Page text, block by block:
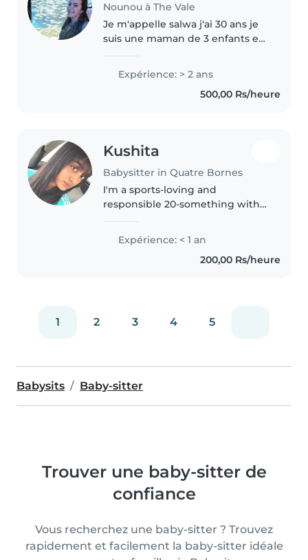
Nounou à The Vale
Je m'appelle salwa j'ai 30 ans je
suis une maman de 3 enfants et
Expérience: > 2 ans
500,00 Rs/heure
Kushita
Babysitter in Quatre Bornes
I'm a sports-loving and
responsible 20-something with a
passionate about working with
kids' age groups from toddlers
to teens. Happy to assist with..
Expérience: < 1 an
200,00 Rs/heure
1 2 3 4 5
Babysits Baby-sitter
Trouver une baby-sitter de
confiance
Vous recherchez une baby-sitter ? Trouvez
rapidement et facilement la baby-sitter idéale